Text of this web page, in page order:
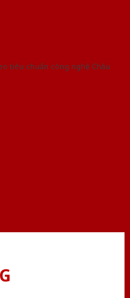
tiêu chuẩn công nghệ Châu